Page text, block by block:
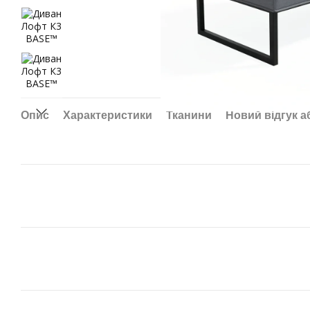
Опис Характеристики Тканини Новий відгук